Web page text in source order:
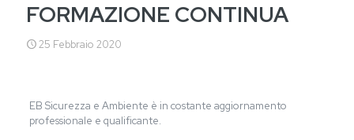
FORMAZIONE CONTINUA
25 Febbraio 2020
EB Sicurezza e Ambiente è in costante aggiornamento
professionale e qualificante.